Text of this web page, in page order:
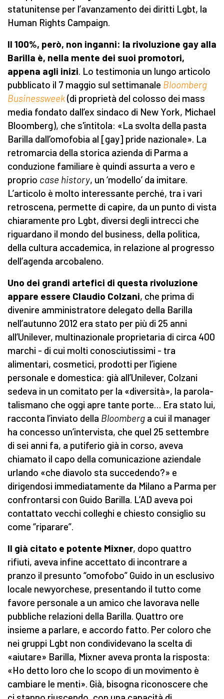
statunitense per l’avanzamento dei diritti Lgbt, la
Human Rights Campaign.
Il 100%, però, non inganni: la rivoluzione gay alla
Barilla è, nella mente dei suoi promotori,
appena agli inizi. Lo testimonia un lungo articolo
pubblicato il 7 maggio sul settimanale Bloomberg
Businessweek(di proprietà del colosso dei mass
media fondato dall’ex sindaco di New York, Michael
Bloomberg), che s'intitola: «La svolta della pasta
Barilla dall’omofobia al [gay] pride nazionale». La
retromarcia della storica azienda di Parma a
conduzione familiare è quindi assurta a vero e
proprio case history, un ‘modello’ da imitare.
L’articolo è molto interessante perché, tra i vari
retroscena, permette di capire, da un punto di vista
chiaramente pro Lgbt, diversi degli intrecci che
riguardano il mondo del business, della politica,
della cultura accademica, in relazione al progresso
dell’agenda arcobaleno.
Uno dei grandi artefici di questa rivoluzione
appare essere Claudio Colzani, che prima di
divenire amministratore delegato della Barilla
nell’autunno 2012 era stato per più di 25 anni
all’Unilever, multinazionale proprietaria di circa 400
marchi - di cui molti conosciutissimi - tra
alimentari, cosmetici, prodotti per l’igiene
personale e domestica: già all’Unilever, Colzani
sedeva in un comitato per la «diversità», la parola-
talismano che oggi apre tante porte… Era stato lui,
racconta l’inviato della Bloomberg a cui il manager
ha concesso un’intervista, che quel 25 settembre
di sei anni fa, a putiferio già in corso, aveva
chiamato il capo della comunicazione aziendale
urlando «che diavolo sta succedendo?» e
dirigendosi immediatamente da Milano a Parma per
confrontarsi con Guido Barilla. L’AD aveva poi
contattato vecchi colleghi e chiesto consiglio su
come “riparare”.
Il già citato e potente Mixner, dopo quattro
rifiuti, aveva infine accettato di incontrare a
pranzo il presunto “omofobo” Guido in un esclusivo
locale newyorchese, presentando il tutto come
favore personale a un amico che lavorava nelle
pubbliche relazioni della Barilla. Quattro ore
insieme a parlare, e accordo fatto. Per coloro che
nei gruppi Lgbt non condividevano la scelta di
«aiutare» Barilla, Mixner aveva pronta la risposta:
«Ho detto loro che lo scopo di un movimento è
cambiare le menti». Già, bisogna riconoscere che